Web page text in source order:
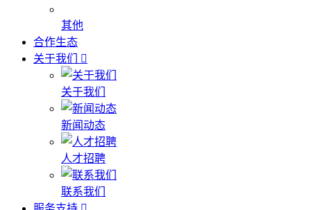
其他
合作生态
关于我们
关于我们
新闻动态
人才招聘
联系我们